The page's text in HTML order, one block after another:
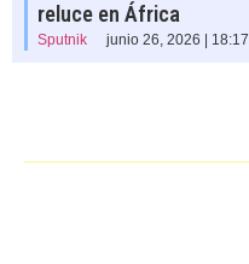
reluce en África
Sputnik junio 26, 2026 | 18:17